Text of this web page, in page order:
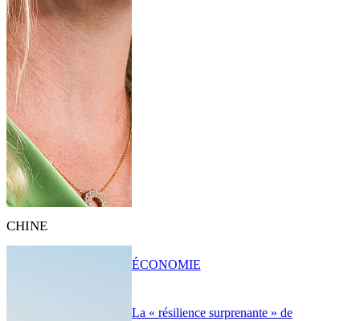
CHINE
La « résilience surprenante » de
ÉCONOMIE